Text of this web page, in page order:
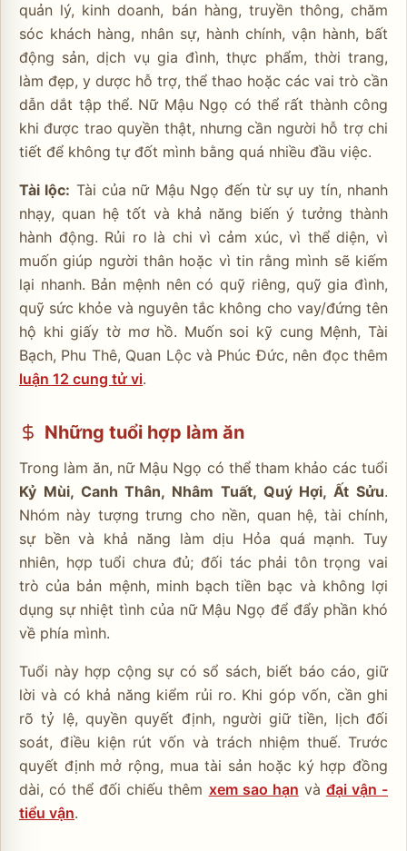
quản lý, kinh doanh, bán hàng, truyền thông, chăm
sóc khách hàng, nhân sự, hành chính, vận hành, bất
động sản, dịch vụ gia đình, thực phẩm, thời trang,
làm đẹp, y dược hỗ trợ, thể thao hoặc các vai trò cần
dẫn dắt tập thể. Nữ Mậu Ngọ có thể rất thành công
khi được trao quyền thật, nhưng cần người hỗ trợ chi
tiết để không tự đốt mình bằng quá nhiều đầu việc.
Tài lộc: Tài của nữ Mậu Ngọ đến từ sự uy tín, nhanh
nhạy, quan hệ tốt và khả năng biến ý tưởng thành
hành động. Rủi ro là chi vì cảm xúc, vì thể diện, vì
muốn giúp người thân hoặc vì tin rằng mình sẽ kiếm
lại nhanh. Bản mệnh nên có quỹ riêng, quỹ gia đình,
quỹ sức khỏe và nguyên tắc không cho vay/đứng tên
hộ khi giấy tờ mơ hồ. Muốn soi kỹ cung Mệnh, Tài
Bạch, Phu Thê, Quan Lộc và Phúc Đức, nên đọc thêm
luận 12 cung tử vi.
Những tuổi hợp làm ăn
Trong làm ăn, nữ Mậu Ngọ có thể tham khảo các tuổi
Kỷ Mùi, Canh Thân, Nhâm Tuất, Quý Hợi, Ất Sửu.
Nhóm này tượng trưng cho nền, quan hệ, tài chính,
sự bền và khả năng làm dịu Hỏa quá mạnh. Tuy
nhiên, hợp tuổi chưa đủ; đối tác phải tôn trọng vai
trò của bản mệnh, minh bạch tiền bạc và không lợi
dụng sự nhiệt tình của nữ Mậu Ngọ để đẩy phần khó
về phía mình.
Tuổi này hợp cộng sự có sổ sách, biết báo cáo, giữ
lời và có khả năng kiểm rủi ro. Khi góp vốn, cần ghi
rõ tỷ lệ, quyền quyết định, người giữ tiền, lịch đối
soát, điều kiện rút vốn và trách nhiệm thuế. Trước
quyết định mở rộng, mua tài sản hoặc ký hợp đồng
dài, có thể đối chiếu thêm xem sao hạn và đại vận -
tiểu vận.